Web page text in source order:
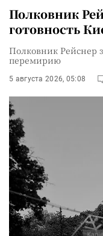
Полковник
готовность
Полковник Рейснер
перемирию
5 августа 2026, 05:08